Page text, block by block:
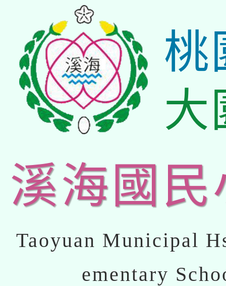
桃
大
溪海國民
Taoyuan Municipal
ementary